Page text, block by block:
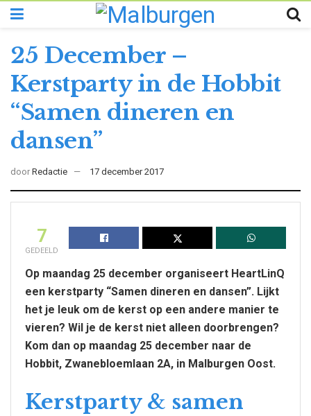
25 December –
Kerstparty in de Hobbit
“Samen dineren en
dansen”
door Redactie 17 december 2017
7
GEDEELD
Op maandag 25 december organiseert HeartLinQ
een kerstparty “Samen dineren en dansen”. Lijkt
het je leuk om de kerst op een andere manier te
vieren? Wil je de kerst niet alleen doorbrengen?
Kom dan op maandag 25 december naar de
Hobbit, Zwanebloemlaan 2A, in Malburgen Oost.
Kerstparty & samen